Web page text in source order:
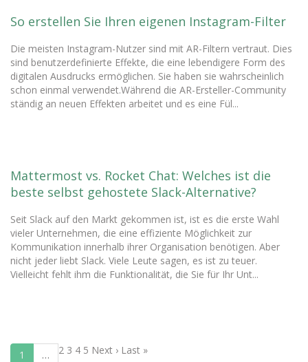
So erstellen Sie Ihren eigenen Instagram-Filter
Die meisten Instagram-Nutzer sind mit AR-Filtern vertraut. Dies
sind benutzerdefinierte Effekte, die eine lebendigere Form des
digitalen Ausdrucks ermöglichen. Sie haben sie wahrscheinlich
schon einmal verwendet.Während die AR-Ersteller-Community
ständig an neuen Effekten arbeitet und es eine Fül...
Mattermost vs. Rocket Chat: Welches ist die
beste selbst gehostete Slack-Alternative?
Seit Slack auf den Markt gekommen ist, ist es die erste Wahl
vieler Unternehmen, die eine effiziente Möglichkeit zur
Kommunikation innerhalb ihrer Organisation benötigen. Aber
nicht jeder liebt Slack. Viele Leute sagen, es ist zu teuer.
Vielleicht fehlt ihm die Funktionalität, die Sie für Ihr Unt...
1 2 3 4 5
… Next › Last »